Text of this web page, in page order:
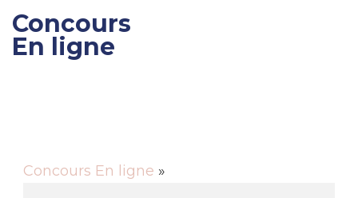
Concours
En ligne
Concours En ligne »